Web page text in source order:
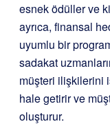
esnek ödüller ve
ayrıca, finansal
uyumlu bir
sadakat
müşteri ilişkilerini
hale getirir ve
oluşturur.